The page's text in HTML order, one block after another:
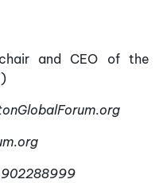
and CEO of the
org
902288999